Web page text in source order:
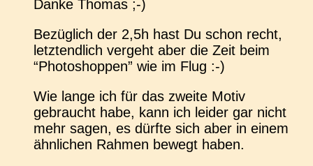
Danke Thomas ;-)
Bezüg­lich der 2,5h hast Du schon recht,
letzt­end­lich ver­geht aber die Zeit beim
“Pho­to­shop­pen” wie im Flug :-)
Wie lange ich für das zweite Motiv
gebraucht habe, kann ich leider gar nicht
mehr sagen, es dürfte sich aber in einem
ähn­li­chen Rahmen bewegt haben.